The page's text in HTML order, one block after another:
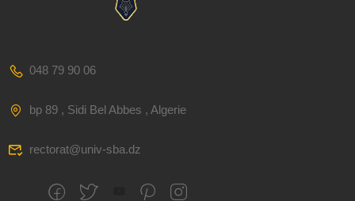
048 79 90 06
bp 89 , Sidi Bel Abbes , Algerie
rectorat@univ-sba.dz